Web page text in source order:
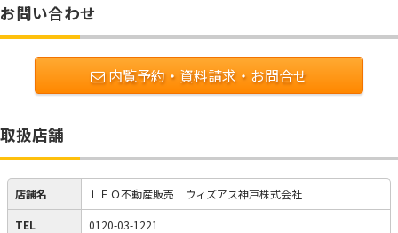
お問い合わせ
内覧予約・資料請求・お問合せ
取扱店舗
店舗名 ＬＥＯ不動産販売 ウィズアス神戸株式会社
TEL 0120-03-1221